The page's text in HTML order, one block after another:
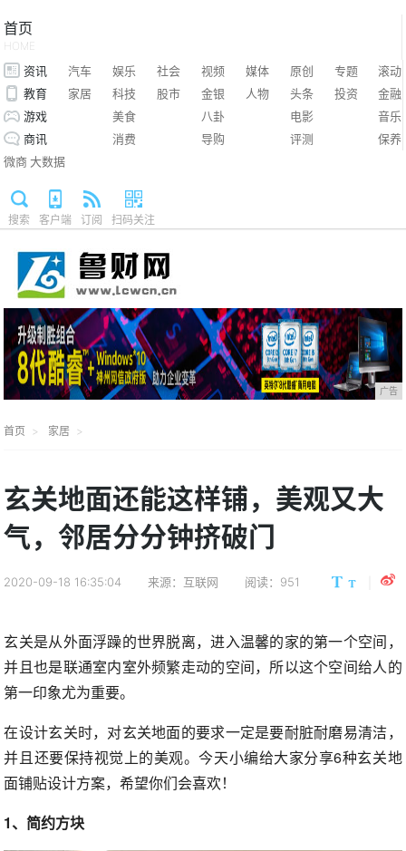
首页
HOME
资讯 汽车 娱乐 社会 视频 媒体 原创 专题
滚动
教育
家居 科技 股市 金银 人物 头条 投资
金融
游戏
美食 八卦 电影
音乐
商讯
消费 导购 评测
保养
微商 大数据
搜索 客户端 订阅 扫码关注
广告
首页 家居
玄关地面还能这样铺，美观又大
气，邻居分分钟挤破门
2020-09-18 16:35:04 来源：互联网 阅读：951
玄关是从外面浮躁的世界脱离，进入温馨的家的第一个空间，
并且也是联通室内室外频繁走动的空间，所以这个空间给人的
第一印象尤为重要。
在设计玄关时，对玄关地面的要求一定是要耐脏耐磨易清洁，
并且还要保持视觉上的美观。今天小编给大家分享6种玄关地
面铺贴设计方案，希望你们会喜欢！
1、简约方块